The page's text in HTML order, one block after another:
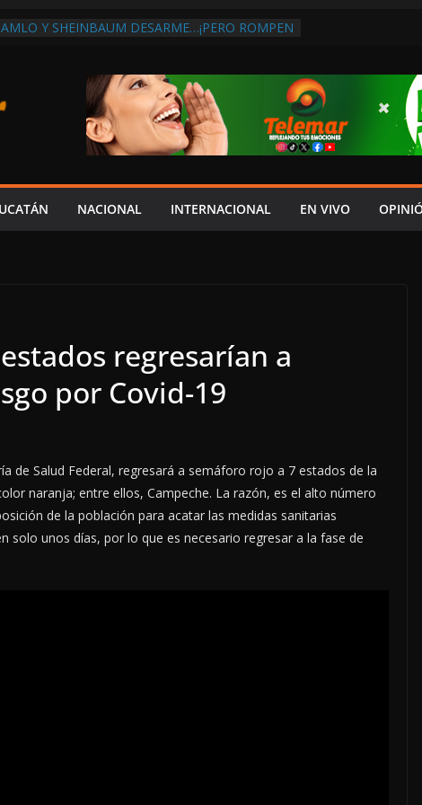
Y SHEINBAUM DESARME…¡PERO ROMPEN
DISCURSO DE LAYDA AL REVELAR QUE
REGISTRA LA PEOR CAÍDA DE
DEL PAÍS, POR PÉSIMA RECAUDACIÓN
DE INFLUENCIAS POLÍTICAS EN
ASUME CULPA DEL HIJO?
SOBRE LA CARRETERA LIBRE
NACIONAL INTERNACIONAL EN VIVO
regresarían a
por Covid-19
de Salud Federal, regresará a semáforo rojo a 7 estados de la
naranja; entre ellos, Campeche. La razón, es el alto número
de la población para acatar las medidas sanitarias
solo unos días, por lo que es necesario regresar a la fase de